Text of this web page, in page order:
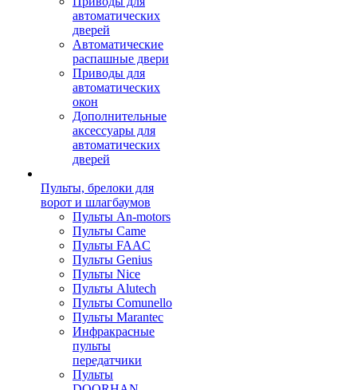
автоматических
дверей
Автоматические
распашные двери
Приводы для
автоматических
окон
Дополнительные
аксессуары для
автоматических
дверей
Пульты, брелоки для
ворот и шлагбаумов
Пульты An-motors
Пульты Came
Пульты FAAC
Пульты Genius
Пульты Nice
Пульты Alutech
Пульты Сomunello
Пульты Marantec
Инфракрасные
пульты
передатчики
Пульты